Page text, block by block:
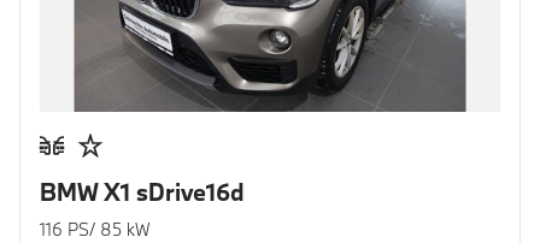
BMW X1 sDrive16d
116 PS/ 85 kW